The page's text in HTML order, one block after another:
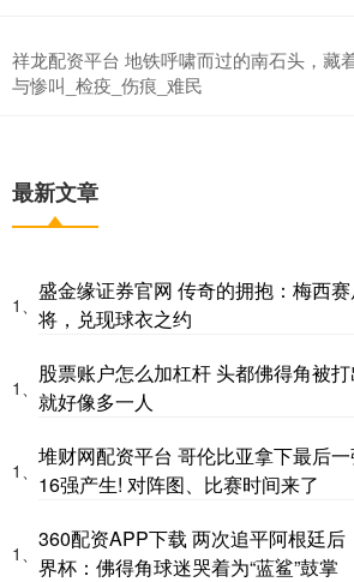
祥龙配资平台 地铁呼啸而过的南石头，藏
与惨叫_检疫_伤痕_难民
最新文章
1、
盛金缘证券官网 传奇的拥抱：梅西
将，兑现球衣之约
1、
股票账户怎么加杠杆 头都佛得角被
就好像多一人
1、
堆财网配资平台 哥伦比亚拿下最后
16强产生! 对阵图、比赛时间来了
1、
360配资APP下载 两次追平阿根廷
界杯：佛得角球迷哭着为“蓝鲨”鼓掌